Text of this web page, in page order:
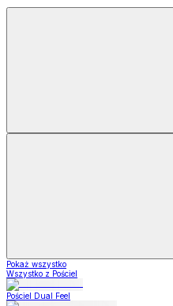
Pokaż wszystko
Wszystko z Pościel
Pościel Dual Feel